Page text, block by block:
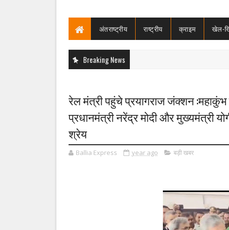
अंतराष्ट्रीय राष्ट्रीय क्राइम खेल-
Breaking News
रेल मंत्री पहुंचे प्रयागराज जंक्शन
प्रधानमंत्री नरेंद्र मोदी और मुख्यमंत्री
श्रेय
Ballia Express year ago बड़ी खबर